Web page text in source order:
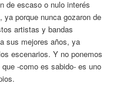
de escaso o nulo interés
ya porque nunca gozaron de
artistas y bandas
sus mejores años, ya
escenarios. Y no ponemos
-como es sabido- es uno